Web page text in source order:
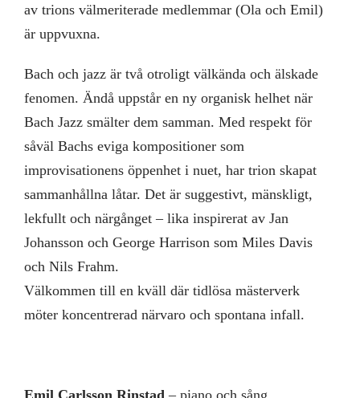
av trions välmeriterade medlemmar (Ola och Emil)
är uppvuxna.
Bach och jazz är två otroligt välkända och älskade
fenomen. Ändå uppstår en ny organisk helhet när
Bach Jazz smälter dem samman. Med respekt för
såväl Bachs eviga kompositioner som
improvisationens öppenhet i nuet, har trion skapat
sammanhållna låtar. Det är suggestivt, mänskligt,
lekfullt och närgånget – lika inspirerat av Jan
Johansson och George Harrison som Miles Davis
och Nils Frahm.
Välkommen till en kväll där tidlösa mästerverk
möter koncentrerad närvaro och spontana infall.
Emil Carlsson Rinstad – piano och sång